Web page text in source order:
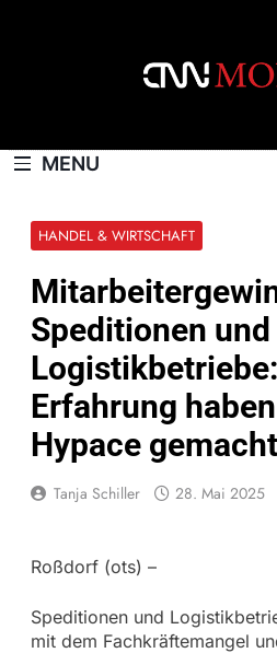
MENU
HANDEL & WIRTSCHAFT
Speditionen und
Erfahrung
Hypace gemacht
Tanja Schiller 28. Mai 2025
Roßdorf (ots) –
Speditionen und
mit dem Fachkräftemangel